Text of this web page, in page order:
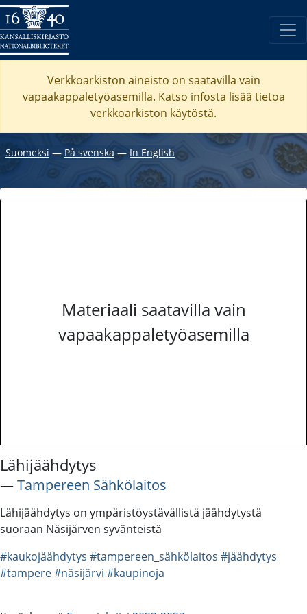
Verkkoarkiston aineisto on saatavilla vain
vapaakappaletyöasemilla. Katso infosta lisää tietoa
verkkoarkiston käytöstä.
Suomeksi ― På svenska― In English
Materiaali saatavilla vain
vapaakappaletyöasemilla
Lähijäähdytys
―Tampereen Sähkölaitos
Lähijäähdytys on ympäristöystävällistä jäähdytystä
suoraan Näsijärven syvänteistä
#kaukojäähdytys #tampereen_sähkölaitos #jäähdytys
#tampere#näsijärvi #kaupinoja